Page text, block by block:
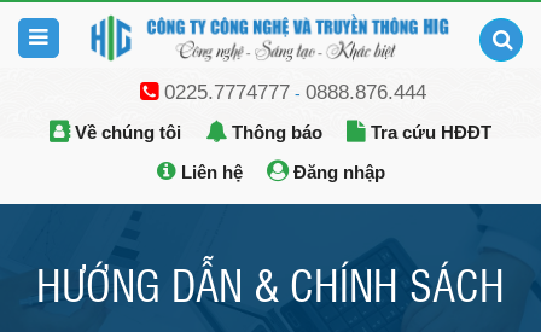
0225.7774777- 0888.876.444
Về chúng tôi Thông báo
Tra cứu HĐĐT
Liên hệ
Đăng nhập
HƯỚNG DẪN & CHÍNH SÁCH